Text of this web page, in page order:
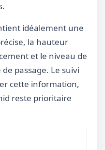
idéalement une
la hauteur
et le niveau de
passage. Le suivi
cette information,
reste prioritaire